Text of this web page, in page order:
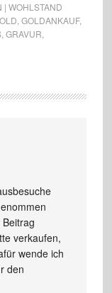
| WOHLSTAND
GOLDANKAUF,
, GRAVUR
verkaufen,
wende ich
den